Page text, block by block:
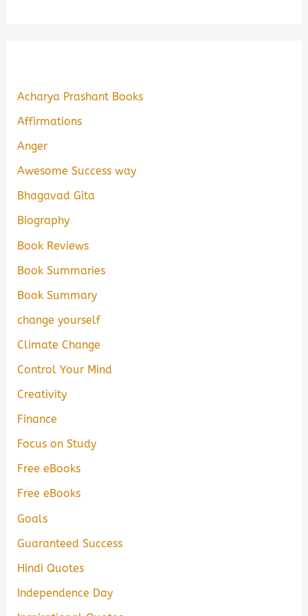
Acharya Prashant Books
Affirmations
Anger
Awesome Success way
Bhagavad Gita
Biography
Book Reviews
Book Summaries
Book Summary
change yourself
Climate Change
Control Your Mind
Creativity
Finance
Focus on Study
Free eBooks
Free eBooks
Goals
Guaranteed Success
Hindi Quotes
Independence Day